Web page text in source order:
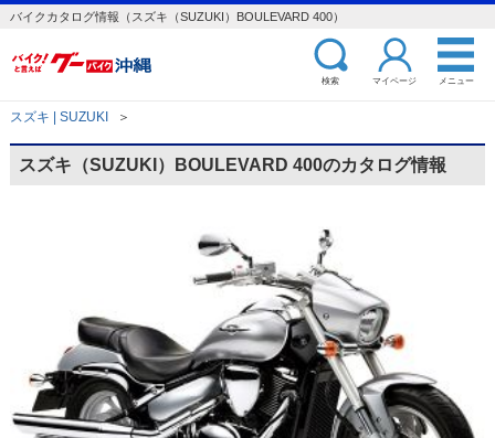
バイクカタログ情報（スズキ（SUZUKI）BOULEVARD 400）
検索 マイページ メニュー
スズキ | SUZUKI ＞
スズキ（SUZUKI）BOULEVARD 400のカタログ情報